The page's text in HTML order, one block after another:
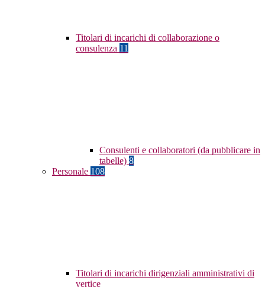
Titolari di incarichi di collaborazione o
consulenza 11
Consulenti e collaboratori (da pubblicare in
tabelle) 8
Personale 108
Titolari di incarichi dirigenziali amministrativi di
vertice